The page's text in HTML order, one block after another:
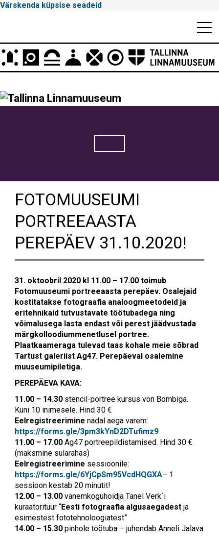
Värskenda küpsise seadeid
Peamenüü
FOTOMUUSEUMI
PORTREEAASTA
PEREPÄEV 31.10.2020!
31. oktoobril 2020 kl 11.00 – 17.00 toimub
Fotomuuseumi portreeaasta perepäev. Osalejaid
kostitatakse fotograafia analoogmeetodeid ja
eritehnikaid tutvustavate töötubadega ning
võimalusega lasta endast või perest jäädvustada
märgkolloodiummenetlusel portree.
Plaatkaameraga tulevad taas kohale meie sõbrad
Tartust galeriist Ag47. Perepäeval osalemine
muuseumipiletiga.
PEREPÄEVA KAVA:
11.00 – 14.30 stencil-portree kursus von Bombiga.
Kuni 10 inimesele. Hind 30 €
Eelregistreerimine nädal aega varem:
https://forms.gle/3pm3kYnD2DTufimz9
11.00 – 17.00 Ag47 portreepildistamised. Hind 30 €
(maksmine sularahas)
Eelregistreerimine sessioonile:
https://forms.gle/6YjCpSm95VcdHQGXA– 1
sessioon kestab 20 minutit!
12.00 – 13.00 vanemkoguhoidja Tanel Verk`i
kuraatorituur “Eesti fotograafia algusaegadest ja
esimestest fototehnoloogiatest”
14.00 – 15.30 pinhole töötuba – juhendab Anneli Jalava